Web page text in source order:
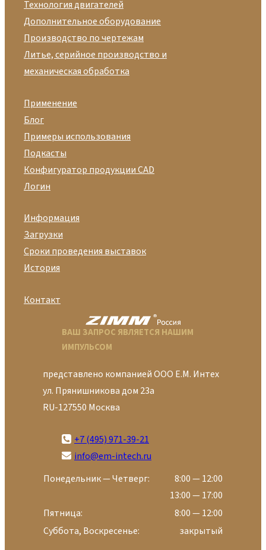
Технология двигателей
Дополнительное оборудование
Производство по чертежам
Литье, серийное производство и
механическая обработка
Применение
Блог
Примеры использования
Подкасты
Конфигуратор продукции CAD
Логин
Информация
Загрузки
Сроки проведения выставок
История
Контакт
ВАШ ЗАПРОС ЯВЛЯЕТСЯ НАШИМ
ИМПУЛЬСОМ
представлено компанией ООО Е.М. Интех
ул. Прянишникова дом 23а
RU-127550 Москва
+7 (495) 971-39-21
info@em-intech.ru
Понедельник — Четверг:
8:00 — 12:00
13:00 — 17:00
Пятница:
8:00 — 12:00
Суббота, Воскресенье:
закрытый